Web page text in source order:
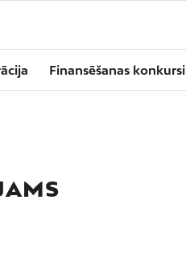
Finansēšanas konkursi